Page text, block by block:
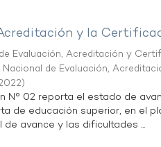
y la
Evaluación, Acreditación y
Nacional de Evaluación,
)
N° 02 reporta el estado de
de educación superior, en el
de avance y las dificultades ...